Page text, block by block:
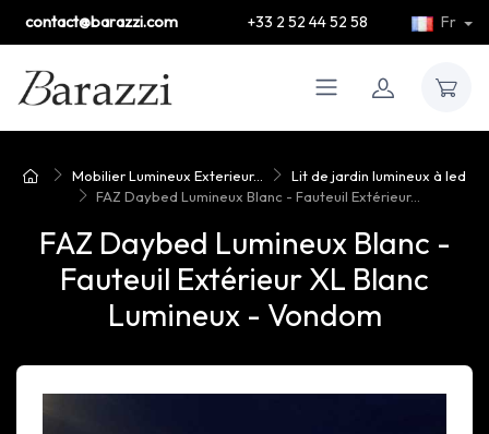
contact@barazzi.com +33 2 52 44 52 58 Fr
Mobilier Lumineux Exterieur...
Lit de jardin lumineux à led
FAZ Daybed Lumineux Blanc - Fauteuil Extérieur...
FAZ Daybed Lumineux Blanc -
Fauteuil Extérieur XL Blanc
Lumineux - Vondom